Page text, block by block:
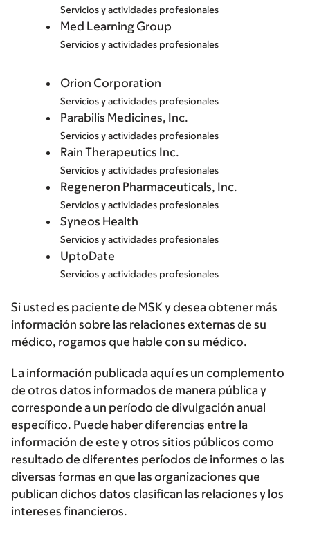
Servicios y actividades profesionales
Med Learning Group
Servicios y actividades profesionales
Orion Corporation
Servicios y actividades profesionales
Parabilis Medicines, Inc.
Servicios y actividades profesionales
Rain Therapeutics Inc.
Servicios y actividades profesionales
Regeneron Pharmaceuticals, Inc.
Servicios y actividades profesionales
Syneos Health
Servicios y actividades profesionales
UptoDate
Servicios y actividades profesionales
Si usted es paciente de MSK y desea obtener más
información sobre las relaciones externas de su
médico, rogamos que hable con su médico.
La información publicada aquí es un complemento
de otros datos informados de manera pública y
corresponde a un período de divulgación anual
específico. Puede haber diferencias entre la
información de este y otros sitios públicos como
resultado de diferentes períodos de informes o las
diversas formas en que las organizaciones que
publican dichos datos clasifican las relaciones y los
intereses financieros.